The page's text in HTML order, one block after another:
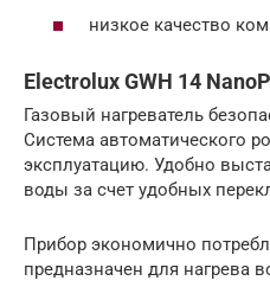
низкое качество
Electrolux GWH 14
Газовый нагреватель
Система автоматического
эксплуатацию. Удобно
воды за счет удобных
Прибор экономично
предназначен для нагрева